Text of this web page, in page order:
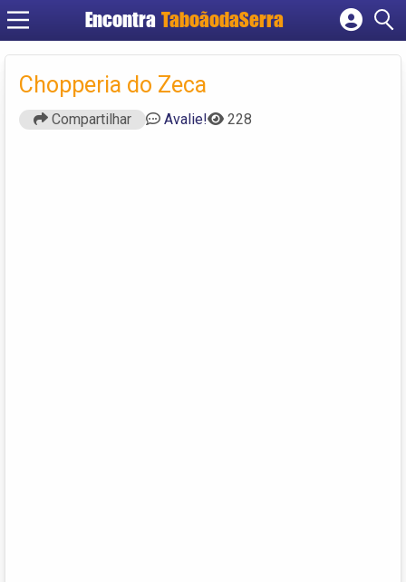
Encontra TaboãodaSerra
Cadastrar empresa
Criar conta
Chopperia do Zeca
Compartilhar Avalie! 228